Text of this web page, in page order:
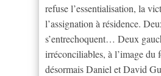
refuse l’essentialisation, la
l’assignation à résidence.
s’entrechoquent… Deux
irréconciliables, à l’image du
désormais Daniel et David